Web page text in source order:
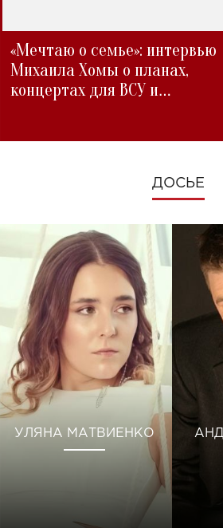
«Мечтаю о семье»: интервью
Михаила Хомы о планах,
концертах для ВСУ и
ДОСЬЕ
УЛЯНА МАТВИЕНКО